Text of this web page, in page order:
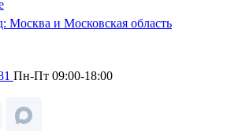
Москва и Московская область
Пн-Пт 09:00-18:00